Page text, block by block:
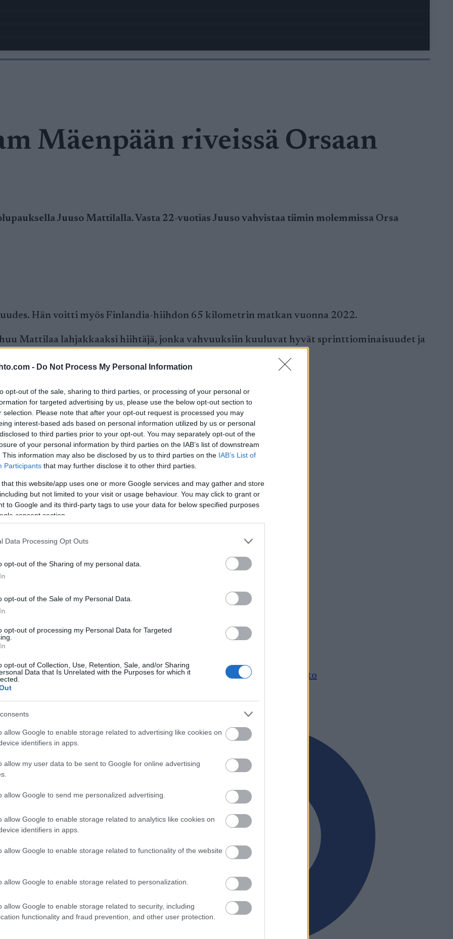
- Do Not Process My Personal Information
opt-out of the sale, sharing to third parties, or processing of your personal or
for targeted advertising by us, please use the below opt-out section to
selection. Please note that after your opt-out request is processed you may
interest-based ads based on personal information utilized by us or personal
to third parties prior to your opt-out. You may separately opt-out of the
of your personal information by third parties on the IAB’s list of downstream
This information may also be disclosed by us to third parties on the IAB’s List of
Participants that may further disclose it to other third parties.
that this website/app uses one or more Google services and may gather and store
but not limited to your visit or usage behaviour. You may click to grant or
to Google and its third-party tags to use your data for below specified purposes
consent section.
Data Processing Opt Outs
opt-out of the Sharing of my personal data.
opt-out of the Sale of my Personal Data.
opt-out of processing my Personal Data for Targeted
opt-out of Collection, Use, Retention, Sale, and/or Sharing
Data that Is Unrelated with the Purposes for which it
allow Google to enable storage related to advertising like cookies on
identifiers in apps.
allow my user data to be sent to Google for online advertising
allow Google to send me personalized advertising.
allow Google to enable storage related to analytics like cookies on
identifiers in apps.
allow Google to enable storage related to functionality of the website
allow Google to enable storage related to personalization.
allow Google to enable storage related to security, including
functionality and fraud prevention, and other user protection.
Mäenpään riveissä Orsaan
Juuso Mattilalla. Vasta 22-vuotias Juuso vahvistaa tiimin molemmissa Orsa
Hän voitti myös Finlandia-hiihdon 65 kilometrin matkan vuonna 2022.
Mattilaa lahjakkaaksi hiihtäjä, jonka vahvuuksiin kuuluvat hyvät sprinttiominaisuudet ja
osallistuu molempiin Orsa
Sen jälkeen katsotaan, jos
tiimipäällikkö Kim Mäenpää tiedotteessa.
mukaan ensimmäiseen Ski
mutta toivottavasti
koko tiimiltä hyvää
tyytyväinen Juuso Mattila.
Christoffer Lindvall, Hannes ja
ollut tiimille haasteellinen, kun
yllättävät loukkaantumiset. Robin
jonka seurauksena hänen
olkapään jännevamma, joka ei
osallistumaan seuraavaan
alkupuoliskolla, ja hän on
että pystyy olemaan mukana
Jizerskán-osakilpailussa
sekä huollosta ja voitelusta vastaava
sprintissä palaset alkoivat loksahdella kohdilleen – Maastohiihto